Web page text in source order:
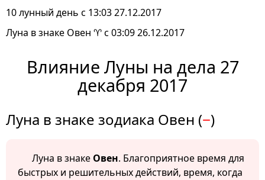
10 лунный день с 13:03 27.12.2017
Луна в знаке Овен ♈ с 03:09 26.12.2017
Влияние Луны на дела 27
декабря 2017
Луна в знаке зодиака Овен (−)
Луна в знаке Овен. Благоприятное время для
быстрых и решительных действий, время, когда